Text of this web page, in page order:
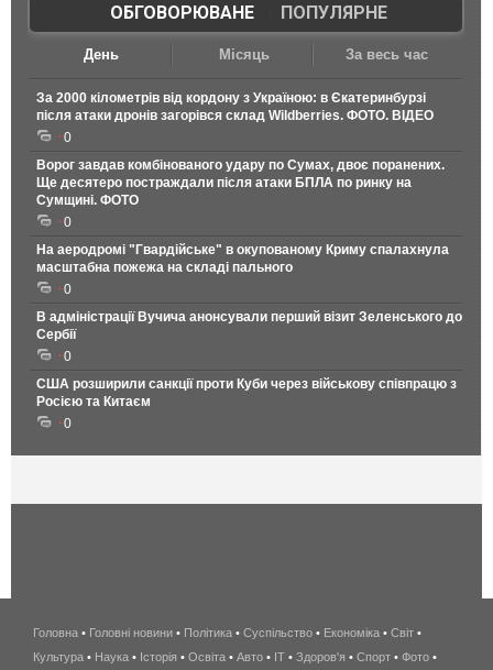
ОБГОВОРЮВАНЕ| ПОПУЛЯРНЕ
День Місяць За весь час
За 2000 кілометрів від кордону з Україною: в Єкатеринбурзі
після атаки дронів загорівся склад Wildberries. ФОТО. ВІДЕО
0
Ворог завдав комбінованого удару по Сумах, двоє поранених.
Ще десятеро постраждали після атаки БПЛА по ринку на
Сумщині. ФОТО
0
На аеродромі "Гвардійське" в окупованому Криму спалахнула
масштабна пожежа на складі пального
0
В адміністрації Вучича анонсували перший візит Зеленського до
Сербії
0
США розширили санкції проти Куби через військову співпрацю з
Росією та Китаєм
0
беспроводной
интернет
Головна • Головні новини • Політика • Суспільство • Економіка • Світ •
Культура • Наука • Історія • Освіта • Авто • IT • Здоров'я • Спорт • Фото •